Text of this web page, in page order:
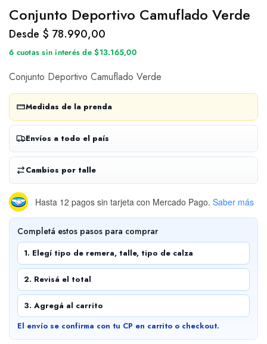
Conjunto Deportivo Camuflado Verde
Desde $ 78.990,00
6 cuotas sin interés de $13.165,00
Conjunto Deportivo Camuflado Verde
Medidas de la prenda
Envíos a todo el país
Cambios por talle
Hasta 12 pagos sin tarjeta con Mercado Pago. Saber más
Completá estos pasos para comprar
1. Elegí tipo de remera, talle, tipo de calza
2. Revisá el total
3. Agregá al carrito
El envío se confirma con tu CP en carrito o checkout.